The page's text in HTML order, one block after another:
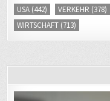
USA (442) VERKEHR (378)
WIRTSCHAFT (713)